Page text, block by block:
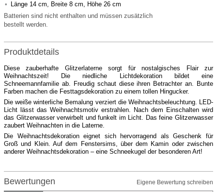
Länge 14 cm, Breite 8 cm, Höhe 26 cm
Batterien sind nicht enthalten und müssen zusätzlich
bestellt werden.
Produktdetails
Diese zauberhafte Glitzerlaterne sorgt für nostalgisches Flair zur
Weihnachtszeit! Die niedliche Lichtdekoration bildet eine
Schneemannfamilie ab. Freudig schaut diese ihren Betrachter an. Bunte
Farben machen die Festtagsdekoration zu einem tollen Hingucker.
Die weiße winterliche Bemalung verziert die Weihnachtsbeleuchtung. LED-
Licht lässt das Weihnachtsmotiv erstrahlen. Nach dem Einschalten wird
das Glitzerwasser verwirbelt und funkelt im Licht. Das feine Glitzerwasser
zaubert Weihnachten in die Laterne.
Die Weihnachtsdekoration eignet sich hervorragend als Geschenk für
Groß und Klein. Auf dem Fenstersims, über dem Kamin oder zwischen
anderer Weihnachtsdekoration – eine Schneekugel der besonderen Art!
Bewertungen Eigene Bewertung schreiben